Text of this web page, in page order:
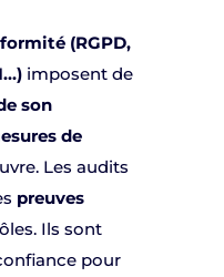
(RGPD,
imposent de
son
de
Les audits
preuves
Ils sont
pour